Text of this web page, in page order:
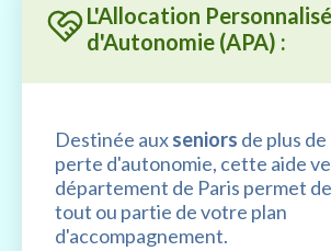
L'Allocation
d'Autonomie (APA) :
Destinée auxseniors de plus de
perte d'autonomie, cette aide
département de Paris permet
tout ou partie de votre plan
d'accompagnement.